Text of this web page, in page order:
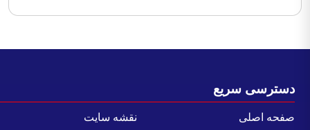
سریع
اصلی
نقشه سایت